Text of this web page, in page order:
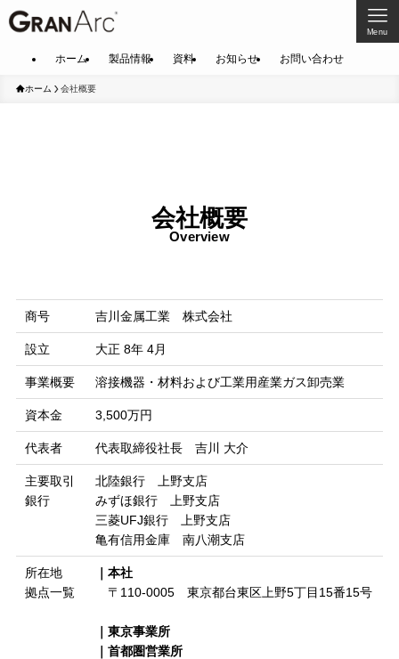
Menu
ホーム 製品情報 資料 お知らせ お問い合わせ
ホーム 会社概要
会社概要
Overview
商号 吉川金属工業 株式会社
設立 大正 8年 4月
事業概要 溶接機器・材料および工業用産業ガス卸売業
資本金 3,500万円
代表者 代表取締役社長 吉川 大介
主要取引
銀行
北陸銀行 上野支店
みずほ銀行 上野支店
三菱UFJ銀行 上野支店
亀有信用金庫 南八潮支店
所在地
拠点一覧
｜本社
〒110-0005 東京都台東区上野5丁目15番15号
｜東京事業所
｜首都圏営業所